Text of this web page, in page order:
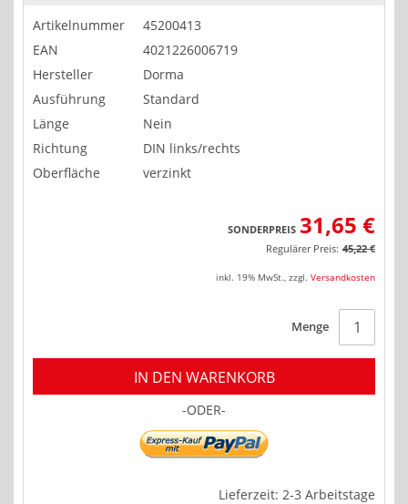
Artikelnummer
45200413
EAN
4021226006719
Hersteller
Dorma
Ausführung
Standard
Länge
Nein
Richtung
DIN links/rechts
Oberfläche
verzinkt
SONDERPREIS 31,65 €
Regulärer Preis: 45,22 €
inkl. 19% MwSt. zzgl. Versandkosten
Menge
IN DEN WARENKORB
-ODER-
Lieferzeit: 2-3 Arbeitstage